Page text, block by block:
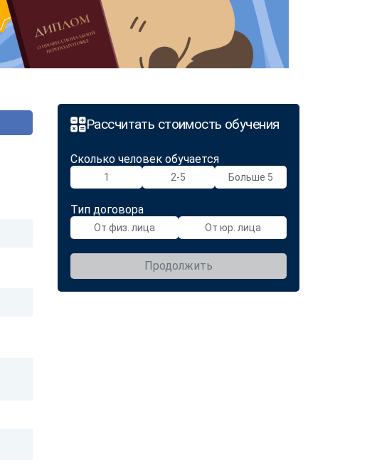
Рассчитать стоимость обучения
Сколько человек обучается
1 2-5 Больше 5
Тип договора
От физ. лица От юр. лица
Продолжить